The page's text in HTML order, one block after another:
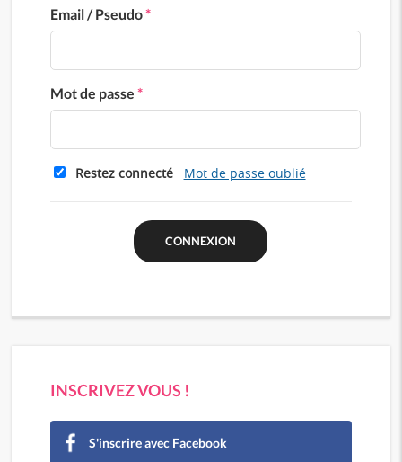
Email / Pseudo*
Mot de passe *
Restez connecté Mot de passe oublié
INSCRIVEZ VOUS !
S'inscrire avec Facebook